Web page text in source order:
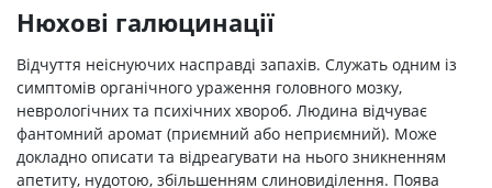
Нюхові галюцинації
Відчуття неіснуючих насправді запахів. Служать одним із
симптомів органічного ураження головного мозку,
неврологічних та психічних хвороб. Людина відчуває
фантомний аромат (приємний або неприємний). Може
докладно описати та відреагувати на нього зникненням
апетиту, нудотою, збільшенням слиновиділення. Поява